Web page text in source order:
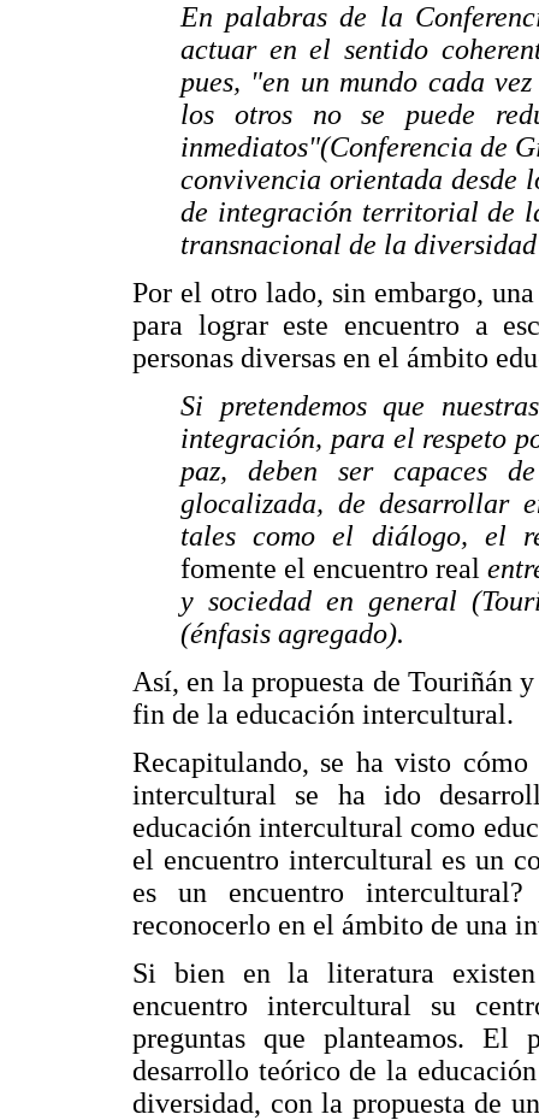
En palabras de la
actuar en el sentido
pues, "en un mundo cada
los otros no se puede
inmediatos"(Conferencia de
convivencia orientada desde
de integración territorial de
transnacional de la
Por el otro lado, sin embargo,
para lograr este encuentro a
personas diversas en el ámbito
Si pretendemos que
integración, para el respeto
paz, deben ser capaces
glocalizada, de desarrollar
tales como el diálogo, el
fomente el encuentro real
y sociedad en general
(énfasis agregado).
Así, en la propuesta de Touriñán
fin de la educación intercultural.
Recapitulando, se ha visto
intercultural se ha ido
educación intercultural como
el encuentro intercultural es un
es un encuentro
reconocerlo en el ámbito de una
Si bien en la literatura
encuentro intercultural su
preguntas que planteamos. El
desarrollo teórico de la
diversidad, con la propuesta de